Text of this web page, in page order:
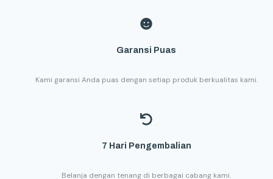
Garansi Puas
Kami garansi Anda puas dengan setiap produk berkualitas kami.
7 Hari Pengembalian
Belanja dengan tenang di berbagai cabang kami.